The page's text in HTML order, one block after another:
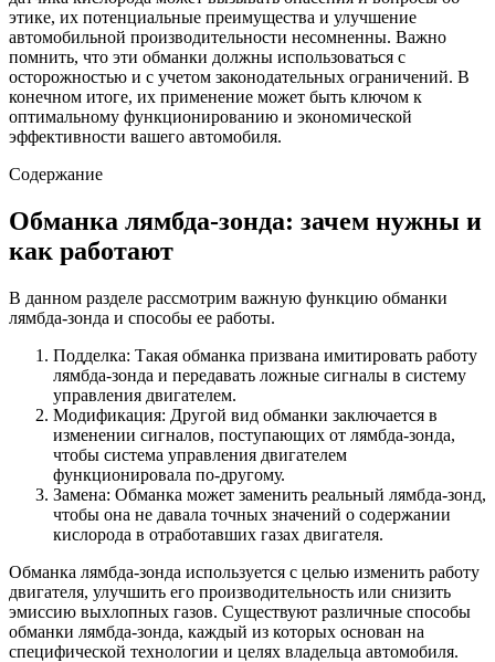
этике, их потенциальные преимущества и улучшение
автомобильной производительности несомненны. Важно
помнить, что эти обманки должны использоваться с
осторожностью и с учетом законодательных ограничений. В
конечном итоге, их применение может быть ключом к
оптимальному функционированию и экономической
эффективности вашего автомобиля.
Содержание
Обманка лямбда-зонда: зачем нужны и
как работают
В данном разделе рассмотрим важную функцию обманки
лямбда-зонда и способы ее работы.
Подделка: Такая обманка призвана имитировать работу
лямбда-зонда и передавать ложные сигналы в систему
управления двигателем.
Модификация: Другой вид обманки заключается в
изменении сигналов, поступающих от лямбда-зонда,
чтобы система управления двигателем
функционировала по-другому.
Замена: Обманка может заменить реальный лямбда-зонд,
чтобы она не давала точных значений о содержании
кислорода в отработавших газах двигателя.
Обманка лямбда-зонда используется с целью изменить работу
двигателя, улучшить его производительность или снизить
эмиссию выхлопных газов. Существуют различные способы
обманки лямбда-зонда, каждый из которых основан на
специфической технологии и целях владельца автомобиля.